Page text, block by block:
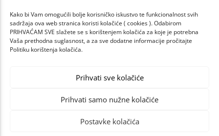
Kako bi Vam omogućili bolje korisničko iskustvo te funkcionalnost svih
sadržaja ova web stranica koristi kolačiće ( cookies ). Odabirom
PRIHVAĆAM SVE slažete se s korištenjem kolačića za koje je potrebna
Vaša prethodna suglasnost, a za sve dodatne informacije pročitajte
Politiku korištenja kolačića.
Prihvati sve kolačiće
Prihvati samo nužne kolačiće
Postavke kolačića